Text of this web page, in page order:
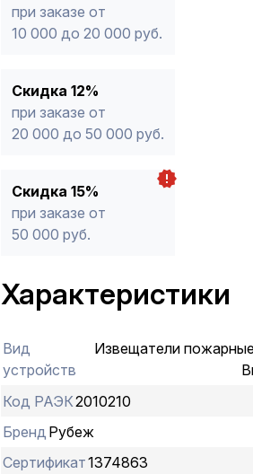
при заказе от
10 000 до 20 000 руб.
Скидка 12%
при заказе от
20 000 до 50 000 руб.
Скидка 15%
при заказе от
50 000 руб.
Характеристики
Вид
устройств
Извещатели
Код РАЭК2010210
Бренд Рубеж
Сертификат1374863